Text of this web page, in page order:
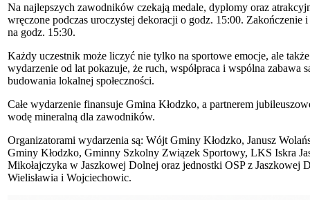
Na najlepszych zawodników czekają medale, dyplomy oraz
wręczone podczas uroczystej dekoracji o godz. 15:00. Zakończenie
na godz. 15:30.
Każdy uczestnik może liczyć nie tylko na sportowe emocje, ale
wydarzenie od lat pokazuje, że ruch, współpraca i wspólna zabawa
budowania lokalnej społeczności.
Całe wydarzenie finansuje Gmina Kłodzko, a partnerem
wodę mineralną dla zawodników.
Organizatorami wydarzenia są: Wójt Gminy Kłodzko, Janusz
Gminy Kłodzko, Gminny Szkolny Związek Sportowy, LKS Iskra
Mikołajczyka w Jaszkowej Dolnej oraz jednostki OSP z Jaszkowej
Wielisławia i Wojciechowic.